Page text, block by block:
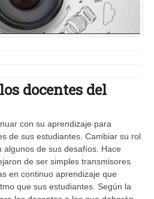
docentes del
con su aprendizaje para
de sus estudiantes. Cambiar su rol
algunos de sus desafíos. Hace
de ser simples transmisores
en continuo aprendizaje que
que sus estudiantes. Según la